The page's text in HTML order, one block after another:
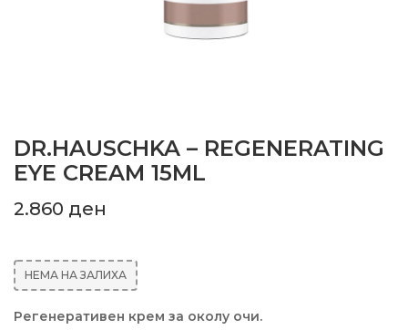
DR.HAUSCHKA – REGENERATING
EYE CREAM 15ML
2.860 ден
НЕМА НА ЗАЛИХА
Регенеративен крем за околу очи.